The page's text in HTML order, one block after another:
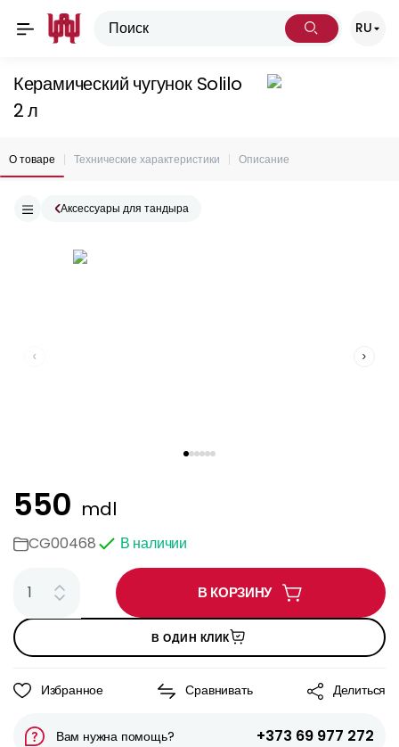
RU
Керамический чугунок Solilo
2 л
О товаре Технические характеристики Описание
Аксессуары для тандыра
550 mdl
CG00468 В наличии
В КОРЗИНУ
В ОДИН КЛИК
Избранное Сравнивать Делиться
Вам нужна помощь? +373 69 977 272